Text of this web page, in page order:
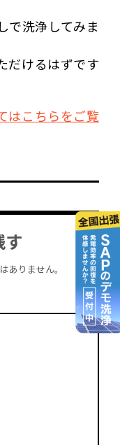
で洗浄してみま
だけるはずです
はこちらをご覧
す
ありません。